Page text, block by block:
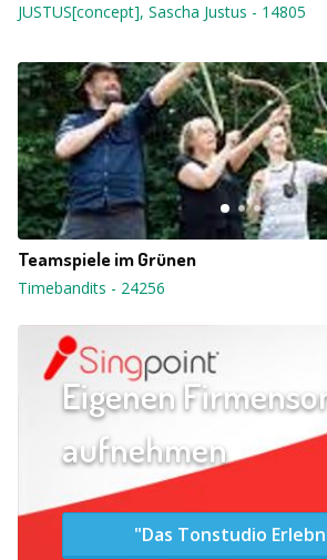
JUSTUS[concept], Sascha Justus - 14805
Teamspiele im Grünen
Timebandits - 24256
Eigenen
aufnehmen
"Das Tonstudio